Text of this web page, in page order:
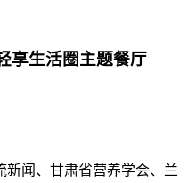
享生活圈主题餐厅
新闻、甘肃省营养学会、兰